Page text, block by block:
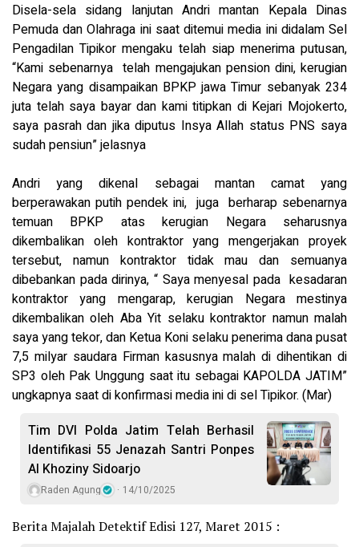
Disela-sela sidang lanjutan Andri mantan Kepala Dinas
Pemuda dan Olahraga ini saat ditemui media ini didalam Sel
Pengadilan Tipikor mengaku telah siap menerima putusan,
“Kami sebenarnya telah mengajukan pension dini, kerugian
Negara yang disampaikan BPKP jawa Timur sebanyak 234
juta telah saya bayar dan kami titipkan di Kejari Mojokerto,
saya pasrah dan jika diputus Insya Allah status PNS saya
sudah pensiun” jelasnya
Andri yang dikenal sebagai mantan camat yang
berperawakan putih pendek ini, juga berharap sebenarnya
temuan BPKP atas kerugian Negara seharusnya
dikembalikan oleh kontraktor yang mengerjakan proyek
tersebut, namun kontraktor tidak mau dan semuanya
dibebankan pada dirinya, “ Saya menyesal pada kesadaran
kontraktor yang mengarap, kerugian Negara mestinya
dikembalikan oleh Aba Yit selaku kontraktor namun malah
saya yang tekor, dan Ketua Koni selaku penerima dana pusat
7,5 milyar saudara Firman kasusnya malah di dihentikan di
SP3 oleh Pak Unggung saat itu sebagai KAPOLDA JATIM”
ungkapnya saat di konfirmasi media ini di sel Tipikor. (Mar)
Tim DVI Polda Jatim Telah Berhasil
Identifikasi 55 Jenazah Santri Ponpes
Al Khoziny Sidoarjo
Raden Agung 14/10/2025
Berita Majalah Detektif Edisi 127, Maret 2015 :